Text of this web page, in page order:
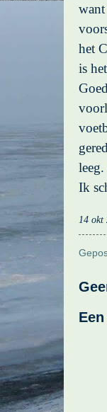
het
is
Ik
14 okt